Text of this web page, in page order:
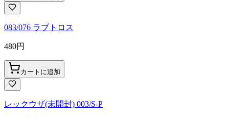
083/076 ラブトロス
480円
カートに追加
レックウザ(未開封) 003/S-P